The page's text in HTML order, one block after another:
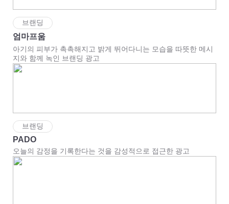
브랜딩
엄마프움
아기의 피부가 촉촉해지고 밝게 뛰어다니는 모습을 따뜻한 메시
지와 함께 녹인 브랜딩 광고
브랜딩
PADO
오늘의 감정을 기록한다는 것을 감성적으로 접근한 광고